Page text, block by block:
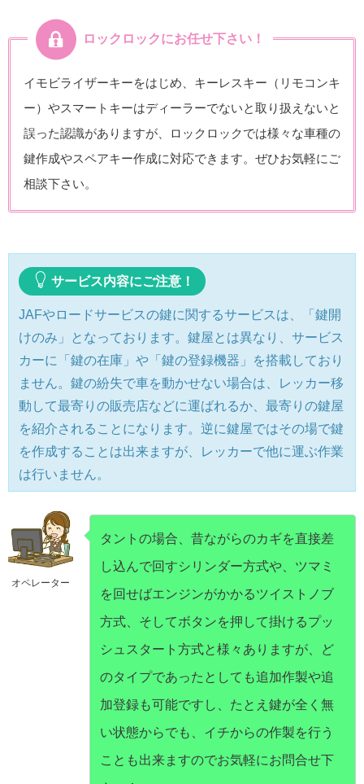
ロックロックにお任せ下さい！
イモビライザーキーをはじめ、キーレスキー（リモコンキ
ー）やスマートキーはディーラーでないと取り扱えないと
誤った認識がありますが、ロックロックでは様々な車種の
鍵作成やスペアキー作成に対応できます。ぜひお気軽にご
相談下さい。
サービス内容にご注意！
JAFやロードサービスの鍵に関するサービスは、「鍵開
けのみ」となっております。鍵屋とは異なり、サービス
カーに「鍵の在庫」や「鍵の登録機器」を搭載しており
ません。鍵の紛失で車を動かせない場合は、レッカー移
動して最寄りの販売店などに運ばれるか、最寄りの鍵屋
を紹介されることになります。逆に鍵屋ではその場で鍵
を作成することは出来ますが、レッカーで他に運ぶ作業
は行いません。
オペレーター
タントの場合、昔ながらのカギを直接差
し込んで回すシリンダー方式や、ツマミ
を回せばエンジンがかかるツイストノブ
方式、そしてボタンを押して掛けるプッ
シュスタート方式と様々ありますが、ど
のタイプであったとしても追加作製や追
加登録も可能ですし、たとえ鍵が全く無
い状態からでも、イチからの作製を行う
ことも出来ますのでお気軽にお問合せ下